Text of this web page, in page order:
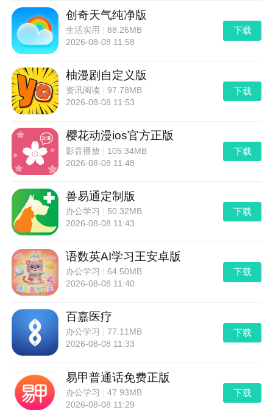
创奇天气纯净版
生活实用 |88.26MB
2026-08-08 11:58
下载
柚漫剧自定义版
资讯阅读 |97.78MB
2026-08-08 11:53
下载
樱花动漫ios官方正版
影音播放
105.34MB
2026-08-08 11:48
下载
兽易通定制版
办公学习
50.32MB
2026-08-08 11:43
下载
语数英AI学习王安卓版
办公学习 |64.50MB
2026-08-08 11:40
下载
百嘉医疗
办公学习 |77.11MB
2026-08-08 11:33
下载
易甲普通话免费正版
办公学习 |47.93MB
2026-08-08 11:29
下载